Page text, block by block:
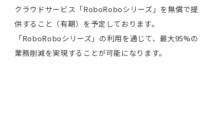
クラウドサービス「RoboRoboシリーズ」を無償で提
供すること（有期）を予定しております。
「RoboRoboシリーズ」の利用を通じて、最大95%の
業務削減を実現することが可能になります。